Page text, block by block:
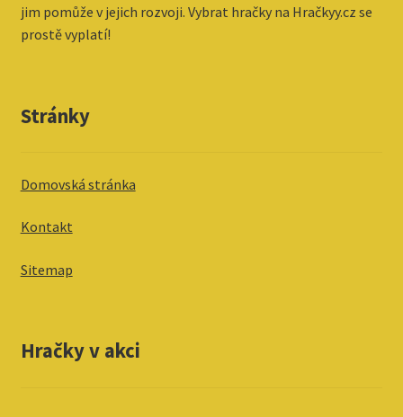
jim pomůže v jejich rozvoji. Vybrat hračky na Hračkyy.cz se
prostě vyplatí!
Stránky
Domovská stránka
Kontakt
Sitemap
Hračky v akci